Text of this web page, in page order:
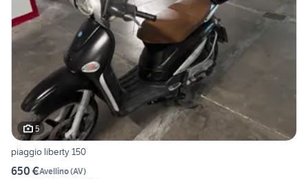
5
piaggio liberty 150
650 €Avellino(AV)